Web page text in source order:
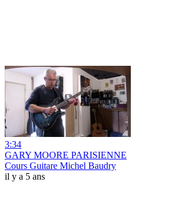
3:34
GARY MOORE PARISIENNE
Cours Guitare Michel Baudry
il y a 5 ans